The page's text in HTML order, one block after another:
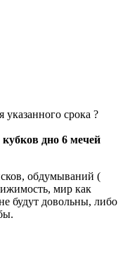
указанного срока ?
дно 6 мечей
обдумываний (
мир как
будут довольны, либо